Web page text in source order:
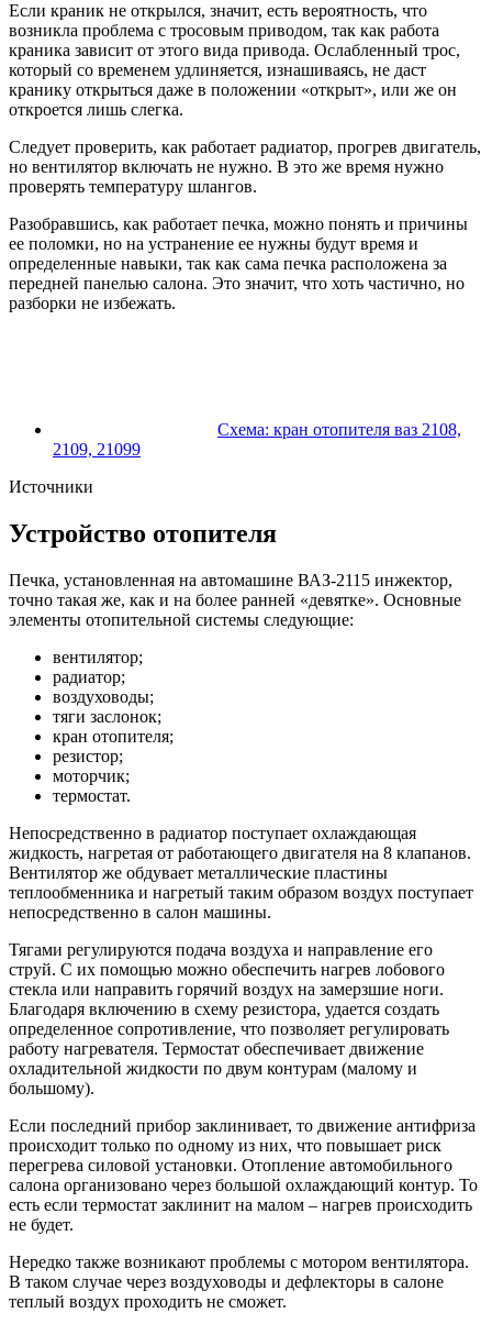
Если краник не открылся, значит, есть вероятность, что
возникла проблема с тросовым приводом, так как работа
краника зависит от этого вида привода. Ослабленный трос,
который со временем удлиняется, изнашиваясь, не даст
кранику открыться даже в положении «открыт», или же он
откроется лишь слегка.
Следует проверить, как работает радиатор, прогрев двигатель,
но вентилятор включать не нужно. В это же время нужно
проверять температуру шлангов.
Разобравшись, как работает печка, можно понять и причины
ее поломки, но на устранение ее нужны будут время и
определенные навыки, так как сама печка расположена за
передней панелью салона. Это значит, что хоть частично, но
разборки не избежать.
Схема: кран отопителя ваз 2108,
2109, 21099
Источники
Устройство отопителя
Печка, установленная на автомашине ВАЗ-2115 инжектор,
точно такая же, как и на более ранней «девятке». Основные
элементы отопительной системы следующие:
вентилятор;
радиатор;
воздуховоды;
тяги заслонок;
кран отопителя;
резистор;
моторчик;
термостат.
Непосредственно в радиатор поступает охлаждающая
жидкость, нагретая от работающего двигателя на 8 клапанов.
Вентилятор же обдувает металлические пластины
теплообменника и нагретый таким образом воздух поступает
непосредственно в салон машины.
Тягами регулируются подача воздуха и направление его
струй. С их помощью можно обеспечить нагрев лобового
стекла или направить горячий воздух на замерзшие ноги.
Благодаря включению в схему резистора, удается создать
определенное сопротивление, что позволяет регулировать
работу нагревателя. Термостат обеспечивает движение
охладительной жидкости по двум контурам (малому и
большому).
Если последний прибор заклинивает, то движение антифриза
происходит только по одному из них, что повышает риск
перегрева силовой установки. Отопление автомобильного
салона организовано через большой охлаждающий контур. То
есть если термостат заклинит на малом – нагрев происходить
не будет.
Нередко также возникают проблемы с мотором вентилятора.
В таком случае через воздуховоды и дефлекторы в салоне
теплый воздух проходить не сможет.